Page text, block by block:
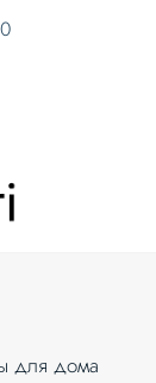
для дома